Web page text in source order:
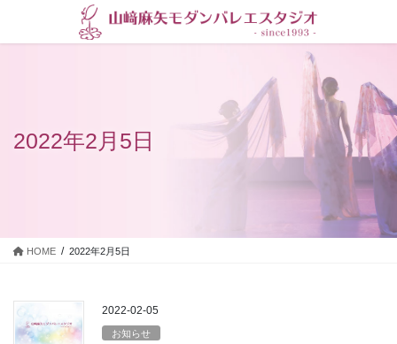
テ
ゲ
2022年2月5日
HOME 2022年2月5日
2022-02-05
お知らせ